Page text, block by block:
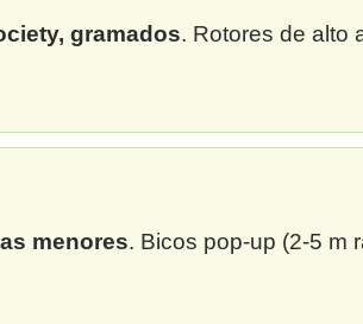
gramados. Rotores de alto
menores. Bicos pop-up (2-5 m